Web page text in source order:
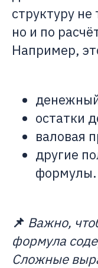
структуру
но и по
Например,
остатки
валовая
другие
формулы.
📌 Важно,
формула
Сложные